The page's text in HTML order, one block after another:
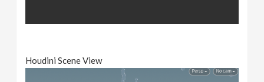
Houdini Scene View